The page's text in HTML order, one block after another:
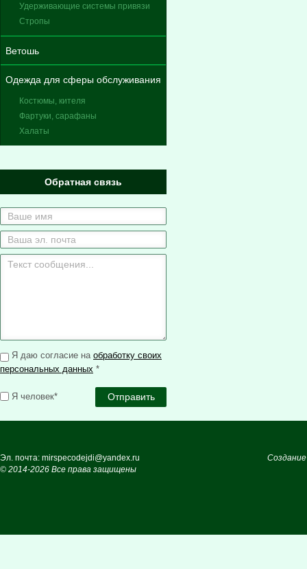
Удерживающие системы привязи
Стропы
Ветошь
Одежда для сферы обслуживания
Костюмы, кителя
Фартуки, сарафаны
Халаты
Обратная связь
Я даю согласие на обработку своих
персональных данных *
Я человек*
Эл. почта: mirspecodejdi@yandex.ru
© 2014-2026 Все права защищены